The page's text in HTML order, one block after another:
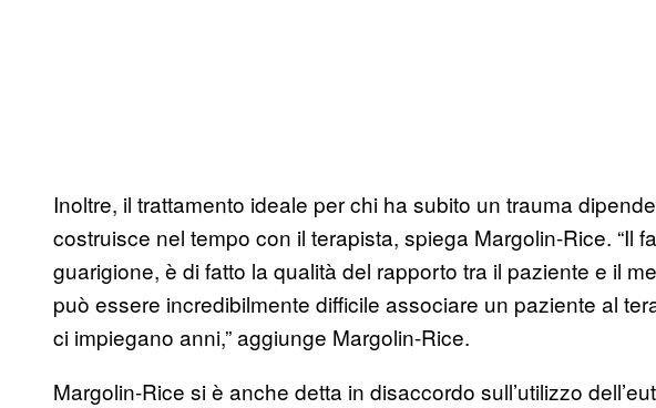
Inoltre, il trattamento ideale per chi ha subito un trauma
costruisce nel tempo con il terapista, spiega Margolin-Rice. “Il
guarigione, è di fatto la qualità del rapporto tra il paziente e il
può essere incredibilmente difficile associare un paziente al
ci impiegano anni,” aggiunge Margolin-Rice.
Margolin-Rice si è anche detta in disaccordo sull’utilizzo